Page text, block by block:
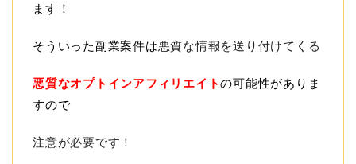
ます！
そういった副業案件は悪質な情報を送り付けてくる
悪質なオプトインアフィリエイトの可能性がありま
すので
注意が必要です！